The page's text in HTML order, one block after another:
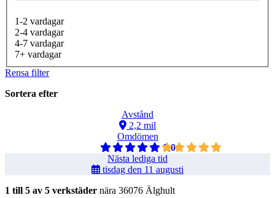
1-2 vardagar
2-4 vardagar
4-7 vardagar
7+ vardagar
Rensa filter
Sortera efter
Avstånd
2,2 mil
Omdömen
5,0
Nästa lediga tid
tisdag den 11 augusti
1 till 5 av 5 verkstäder nära 36076 Älghult